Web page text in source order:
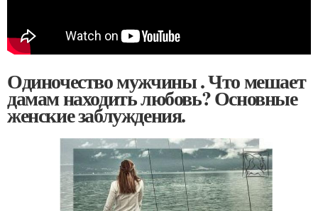
Одиночество мужчины . Что мешает
дамам находить любовь? Основные
женские заблуждения.